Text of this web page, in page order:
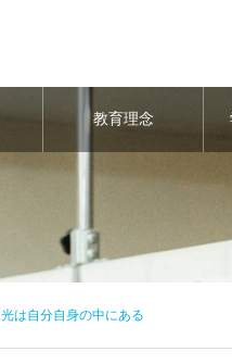
教育理念
光は自分自身の中にある